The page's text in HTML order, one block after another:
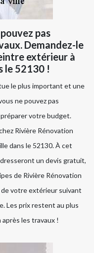
pas
Demandez-le
extérieur à
le 52130 !
le plus important et une
ne pouvez pas
votre budget.
Rivière Rénovation
dans le 52130. À cet
un devis gratuit,
de Rivière Rénovation
votre extérieur suivant
Les prix restent au plus
les travaux !